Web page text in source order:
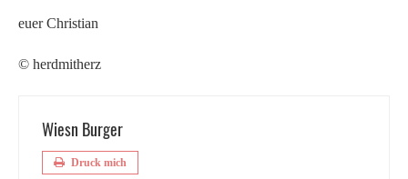
euer Christian
© herdmitherz
Wiesn Burger
Druck mich